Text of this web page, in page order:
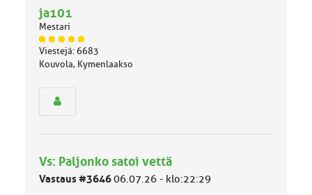
ja101
Mestari
J
ä
s
ä
l
Viestejä: 6683
Kouvola, Kymenlaakso
Vs: Paljonko satoi vettä
Vastaus #364606.07.26 - klo:22:29